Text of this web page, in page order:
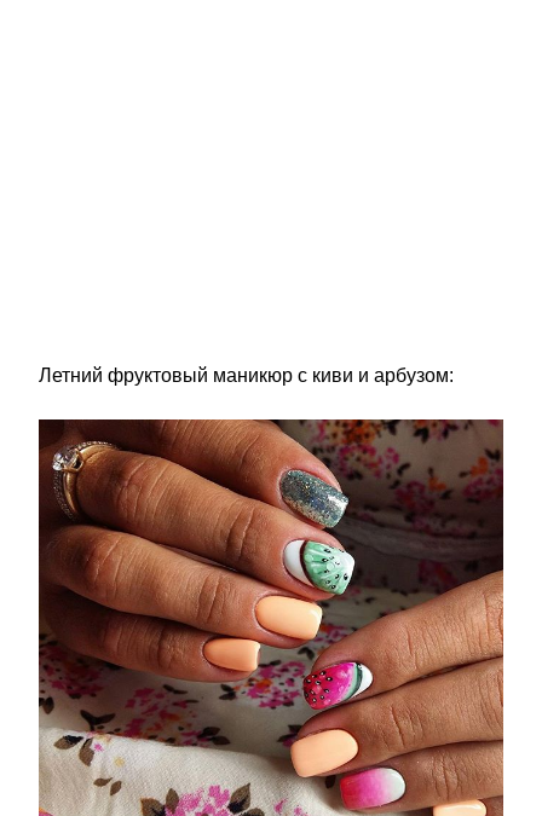
Летний фруктовый маникюр с киви и арбузом: